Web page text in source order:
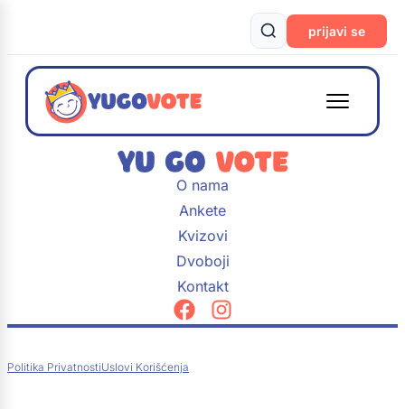
prijavi se
O nama
Ankete
Kvizovi
Dvoboji
Kontakt
Politika PrivatnostiUslovi Korišćenja